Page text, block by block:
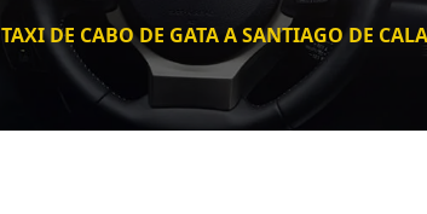
TAXI DE CABO DE GATA A SANTIAGO DE